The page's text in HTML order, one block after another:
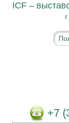
ICF –
+7